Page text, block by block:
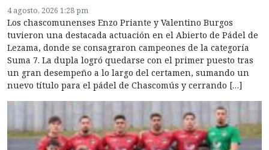
4 agosto, 2026 1:28 pm
Los chascomunenses Enzo Priante y Valentino Burgos
tuvieron una destacada actuación en el Abierto de Pádel de
Lezama, donde se consagraron campeones de la categoría
Suma 7. La dupla logró quedarse con el primer puesto tras
un gran desempeño a lo largo del certamen, sumando un
nuevo título para el pádel de Chascomús y cerrando […]